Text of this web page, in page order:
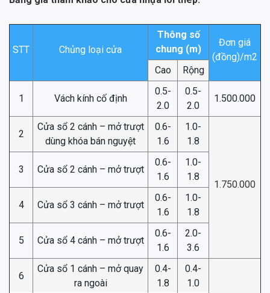
STT Chủng loại cửa
Thông số
chung (m)
Đơn giá
(đồng)/m2
Cao
Rộng
1 Vách kính cố định
0.5-
2.0
0.5-
2.0
1.500.000
2
Cửa sổ 2 cánh – mở trượt
dùng khóa bán nguyệt
0.6-
1.6
1.0-
1.8
1.750.000
3 Cửa sổ 2 cánh – mở trượt
0.6-
1.6
1.0-
1.8
4 Cửa sổ 3 cánh – mở trượt
0.6-
1.6
1.0-
1.8
5 Cửa sổ 4 cánh – mở trượt
0.6-
1.6
2.0-
3.6
6
Cửa sổ 1 cánh – mở quay
ra ngoài
0.4-
1.8
0.4-
1.0